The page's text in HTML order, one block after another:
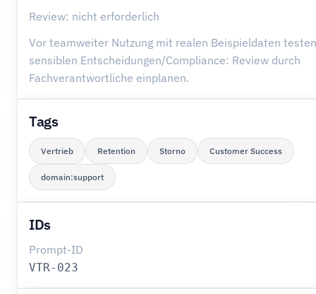
Review: nicht erforderlich
Vor teamweiter Nutzung mit realen Beispieldaten
sensiblen Entscheidungen/Compliance: Review durch
Fachverantwortliche einplanen.
Tags
Vertrieb Retention Storno Customer Success
domain:support
IDs
Prompt-ID
VTR-023